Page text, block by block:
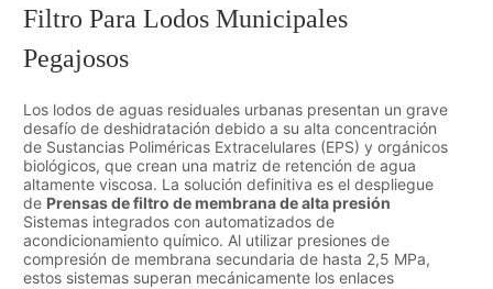
Filtro Para Lodos Municipales
Pegajosos